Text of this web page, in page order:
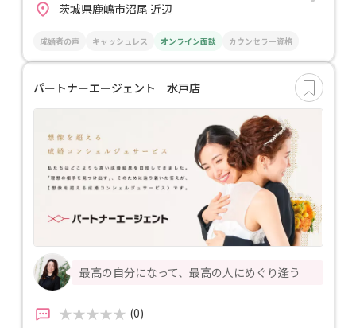
茨城県鹿嶋市沼尾 近辺
成婚者の声 キャッシュレス オンライン面談 カウンセラー資格
パートナーエージェント 水戸店
最高の自分になって、最高の人にめぐり逢う
(0)